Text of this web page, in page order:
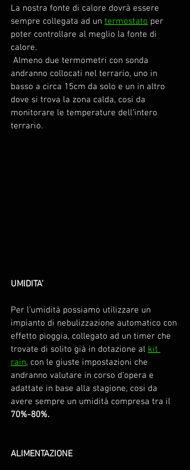
La nostra fonte di calore dovrà essere
sempre collegata ad un termostato per
poter controllare al meglio la fonte di
calore.
andranno collocati nel terrario, uno in
basso a circa 15cm da solo e un in altro
dove si trova la zona calda, cosi da
monitorare le temperature dell’intero
terrario.
UMIDITA’
Per l’umidità possiamo utilizzare un
impianto di nebulizzazione automatico con
effetto pioggia, collegato ad un timer che
trovate di solito già in dotazione al kit
rain, con le giuste impostazioni che
andranno valutare in corso d’opera e
adattate in base alla stagione, cosi da
avere sempre un umidità compresa tra il
70%-80%.
ALIMENTAZIONE